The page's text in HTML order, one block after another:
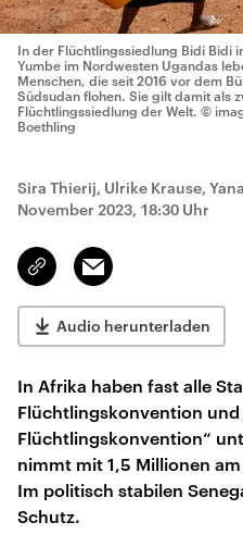
In der Flüchtlingssiedlung Bidi Bidi
Yumbe im Nordwesten Ugandas
Menschen, die seit 2016 vor dem
Südsudan flohen. Sie gilt damit als
Flüchtlingssiedlung der Welt. ©
Boethling
Sira Thierij, Ulrike Krause,
November 2023, 18:30 Uhr
Link
kopieren/teilen
Email
Audio herunterladen
In Afrika haben fast alle
Flüchtlingskonvention
Flüchtlingskonvention“
nimmt mit 1,5 Millionen
Im politisch stabilen
Schutz.